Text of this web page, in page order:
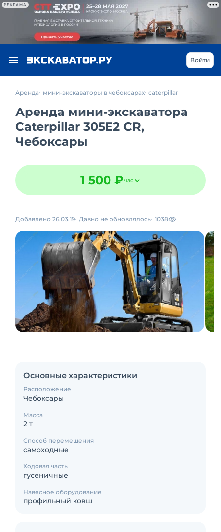
РЕКЛАМА
Войти
Аренда мини-экскаваторы в чебоксарах caterpillar
Аренда мини-экскаватора
Caterpillar 305E2 CR,
Чебоксары
1 500 ₽час
Добавлено 26.03.19 Давно не обновлялось 1038
Основные характеристики
Расположение
Чебоксары
Масса
2 т
Способ перемещения
самоходные
Ходовая часть
гусеничные
Навесное оборудование
профильный ковш